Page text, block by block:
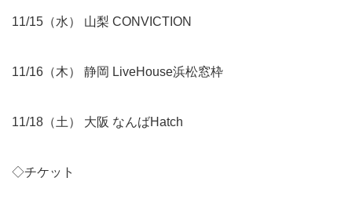
11/15（水） 山梨 CONVICTION
11/16（木） 静岡 LiveHouse浜松窓枠
11/18（土） 大阪 なんばHatch
◇チケット